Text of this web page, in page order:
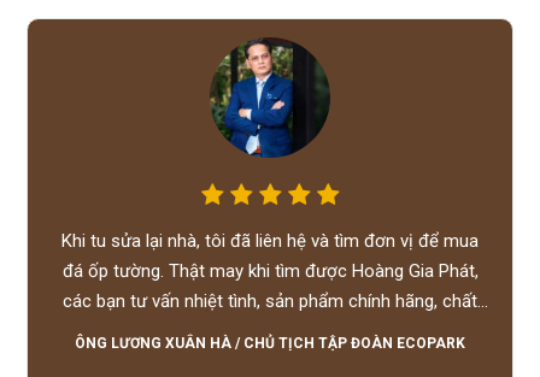
Khi tu sửa lại nhà, tôi đã liên hệ và tìm đơn vị để mua
đá ốp tường. Thật may khi tìm được Hoàng Gia Phát,
các bạn tư vấn nhiệt tình, sản phẩm chính hãng, chất
lượng tốt, giá hợp lý, hỗ trợ tận tình.
ÔNG LƯƠNG XUÂN HÀ / CHỦ TỊCH TẬP ĐOÀN ECOPARK